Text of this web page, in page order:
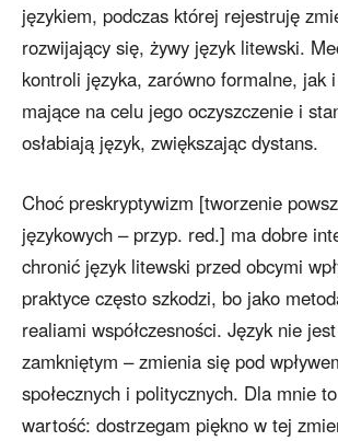
językiem, podczas której rejestruję
rozwijający się, żywy język litewski.
kontroli języka, zarówno formalne, jak
mające na celu jego oczyszczenie i
osłabiają język, zwiększając dystans.
Choć preskryptywizm [tworzenie
językowych – przyp. red.] ma dobre
chronić język litewski przed obcymi
praktyce często szkodzi, bo jako
realiami współczesności. Język nie
zamkniętym – zmienia się pod
społecznych i politycznych. Dla mnie
wartość: dostrzegam piękno w tej